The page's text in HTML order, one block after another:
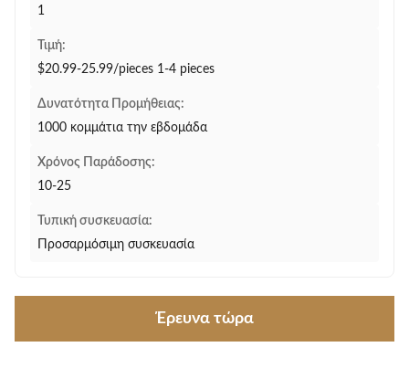
1
Τιμή:
$20.99-25.99/pieces 1-4 pieces
Δυνατότητα Προμήθειας:
1000 κομμάτια την εβδομάδα
Χρόνος Παράδοσης:
10-25
Τυπική συσκευασία:
Προσαρμόσιμη συσκευασία
Έρευνα τώρα